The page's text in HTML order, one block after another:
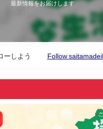
最新情報をお届けします
ーしよう Follow